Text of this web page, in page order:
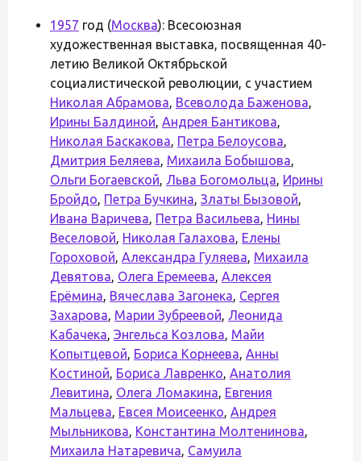
1957 год (Москва): Всесоюзная
художественная выставка, посвященная 40-
летию Великой Октябрьской
социалистической революции, с участием
Николая Абрамова, Всеволода Баженова,
Ирины Балдиной, Андрея Бантикова,
Николая Баскакова, Петра Белоусова,
Дмитрия Беляева, Михаила Бобышова,
Ольги Богаевской, Льва Богомольца, Ирины
Бройдо, Петра Бучкина, Златы Бызовой,
Ивана Варичева, Петра Васильева, Нины
Веселовой, Николая Галахова, Елены
Гороховой, Александра Гуляева, Михаила
Девятова, Олега Еремеева, Алексея
Ерёмина, Вячеслава Загонека, Сергея
Захарова, Марии Зубреевой, Леонида
Кабачека, Энгельса Козлова, Майи
Копытцевой, Бориса Корнеева, Анны
Костиной, Бориса Лавренко, Анатолия
Левитина, Олега Ломакина, Евгения
Мальцева, Евсея Моисеенко, Андрея
Мыльникова, Константина Молтенинова,
Михаила Натаревича, Самуила